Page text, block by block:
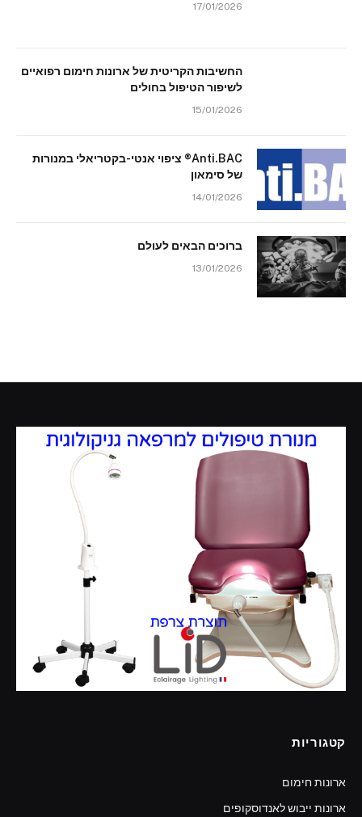
17/01/2026
החשיבות הקריטית של ארונות חימום רפואיים
לשיפור הטיפול בחולים
15/01/2026
Anti.BAC® ציפוי אנטי-בקטריאלי במנורות
של סימאון
14/01/2026
ברוכים הבאים לעולם
13/01/2026
קטגוריות
ארונות חימום
ארונות ייבוש לאנדוסקופים